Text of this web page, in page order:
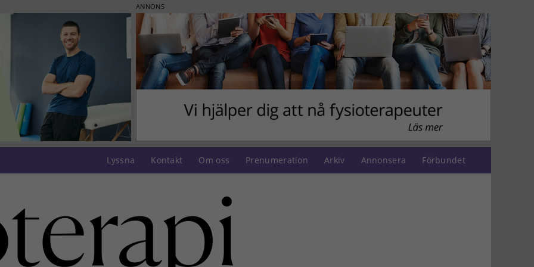
ANNONS
Lyssna Kontakt Om oss Prenumeration Arkiv Annonsera Förbundet